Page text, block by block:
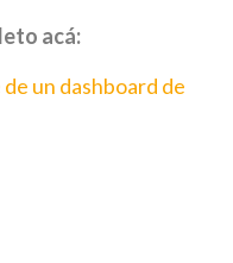
acá:
un dashboard de